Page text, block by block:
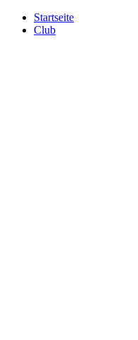
Startseite
Club